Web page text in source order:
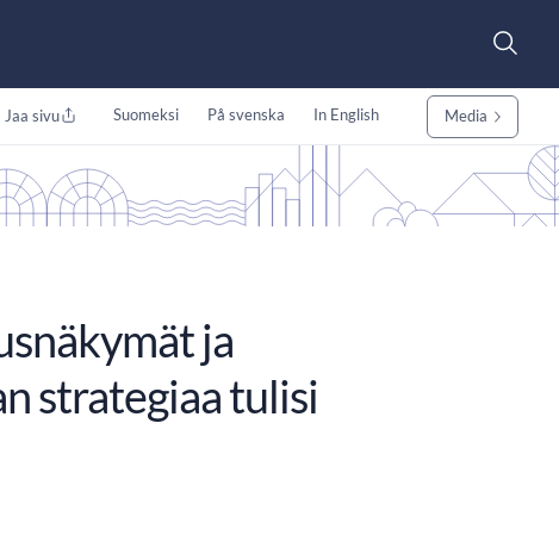
Jaa sivu Suomeksi På svenska In English Media
ja
strategiaa tulisi